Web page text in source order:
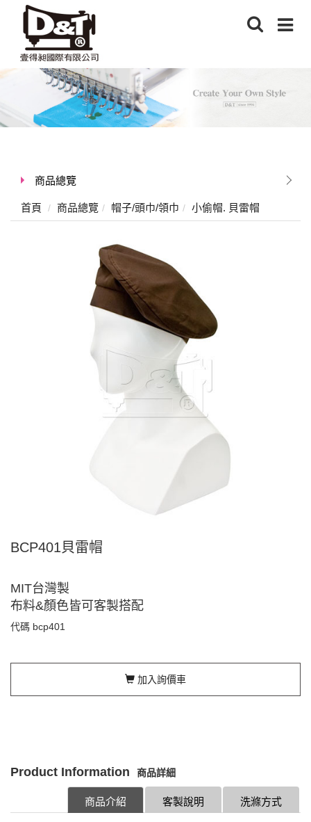
商品總覽
首頁 商品總覽 帽子/頭巾/領巾 小偷帽. 貝雷帽
BCP401貝雷帽
MIT台灣製
布料&顏色皆可客製搭配
代碼 bcp401
加入詢價車
Product Information 商品詳細
洗滌方式
客製說明
商品介紹